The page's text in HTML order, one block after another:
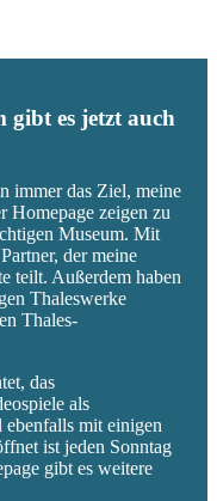
gibt es jetzt auch
immer das Ziel, meine
Homepage zeigen zu
Museum. Mit
der meine
teilt. Außerdem haben
Thaleswerke
Thales-
das
als
mit einigen
ist jeden Sonntag
gibt es weitere